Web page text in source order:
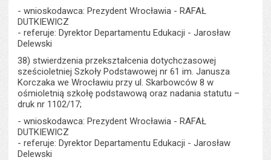
- wnioskodawca: Prezydent Wrocławia - RAFAŁ
DUTKIEWICZ
- referuje: Dyrektor Departamentu Edukacji - Jarosław
Delewski
38) stwierdzenia przekształcenia dotychczasowej
sześcioletniej Szkoły Podstawowej nr 61 im. Janusza
Korczaka we Wrocławiu przy ul. Skarbowców 8 w
ośmioletnią szkołę podstawową oraz nadania statutu –
druk nr 1102/17;
- wnioskodawca: Prezydent Wrocławia - RAFAŁ
DUTKIEWICZ
- referuje: Dyrektor Departamentu Edukacji - Jarosław
Delewski